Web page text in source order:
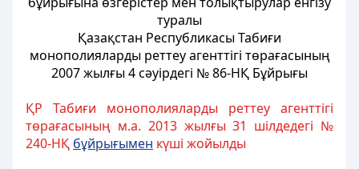
туралы
Қазақстан Республикасы Табиғи
монополияларды реттеу агенттігі төрағасының
2007 жылғы 4 сәуірдегі № 86-НҚ Бұйрығы
ҚР Табиғи монополияларды реттеу агенттігі
төрағасының м.а. 2013 жылғы 31 шілдедегі №
240-НҚ бұйрығымен күші жойылды